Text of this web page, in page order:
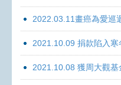
2022.03.11畫癌為愛巡
2021.10.09 捐款陷入
2021.10.08 獲周大觀